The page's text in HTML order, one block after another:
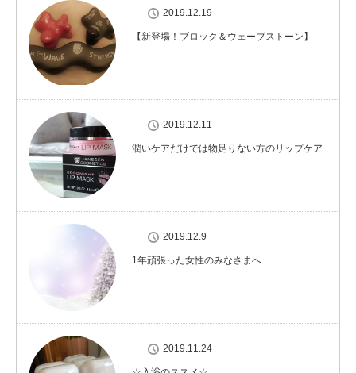
2019.12.19
【新登場！ブロック＆ウェーブストーン】
2019.12.11
潤いケアだけでは物足りない方のリップケア
2019.12.9
1年頑張った女性のみなさまへ
2019.11.24